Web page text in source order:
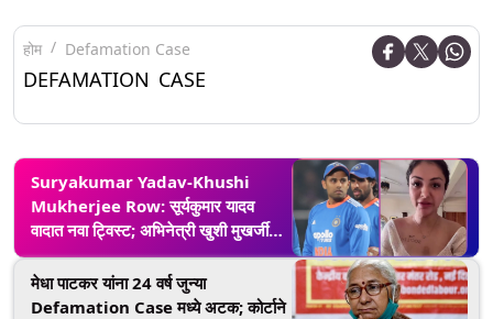
होम Defamation Case
DEFAMATION CASE
Suryakumar Yadav-Khushi
Mukherjee Row: सूर्यकुमार यादव
वादात नवा ट्विस्ट; अभिनेत्री खुशी मुखर्जीवर
100 कोटींचा मानहानीचा खटला दाखल
मेधा पाटकर यांना 24 वर्ष जुन्या
Defamation Case मध्ये अटक; कोर्टाने